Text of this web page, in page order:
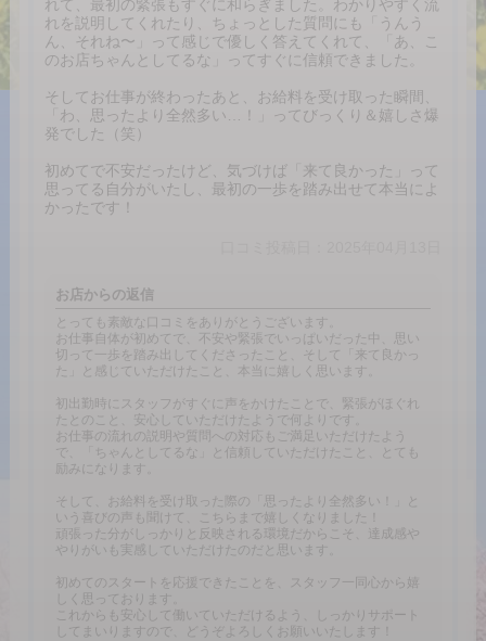
れて、最初の緊張もすぐに和らぎました。わかりやすく流
れを説明してくれたり、ちょっとした質問にも「うんう
ん、それね〜」って感じで優しく答えてくれて、「あ、こ
のお店ちゃんとしてるな」ってすぐに信頼できました。
そしてお仕事が終わったあと、お給料を受け取った瞬間、
「わ、思ったより全然多い…！」ってびっくり＆嬉しさ爆
発でした（笑）
初めてで不安だったけど、気づけば「来て良かった」って
思ってる自分がいたし、最初の一歩を踏み出せて本当によ
かったです！
お店からの返信
とっても素敵な口コミをありがとうございます。
お仕事自体が初めてで、不安や緊張でいっぱいだった中、思い
切って一歩を踏み出してくださったこと、そして「来て良かっ
た」と感じていただけたこと、本当に嬉しく思います。
初出勤時にスタッフがすぐに声をかけたことで、緊張がほぐれ
たとのこと、安心していただけたようで何よりです。
お仕事の流れの説明や質問への対応もご満足いただけたよう
で、「ちゃんとしてるな」と信頼していただけたこと、とても
励みになります。
そして、お給料を受け取った際の「思ったより全然多い！」と
いう喜びの声も聞けて、こちらまで嬉しくなりました！
頑張った分がしっかりと反映される環境だからこそ、達成感や
やりがいも実感していただけたのだと思います。
初めてのスタートを応援できたことを、スタッフ一同心から嬉
しく思っております。
これからも安心して働いていただけるよう、しっかりサポート
してまいりますので、どうぞよろしくお願いいたします！